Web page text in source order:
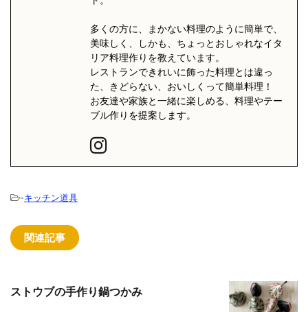
多くの方に、まかない料理のように簡単で、
美味しく、しかも、ちょっとおしゃれなイタ
リア料理作りを教えています。
レストランできれいに飾った料理とは違っ
た、きどらない、おいしくって簡単料理！
お友達や家族と一緒に楽しめる、料理やテー
ブル作りを提案します。
-キッチン道具
関連記事
ストウブの手作り鍋つかみ